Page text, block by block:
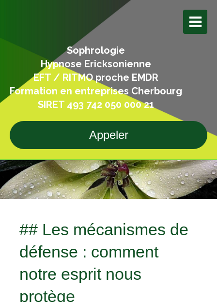
Sophrologie
Hypnose Ericksonienne
EFT / RITMO proche EMDR
Formation en entreprises Cherbourg
SIRET 493 742 050 000 21
Appeler
## Les mécanismes de
défense : comment
notre esprit nous
protège